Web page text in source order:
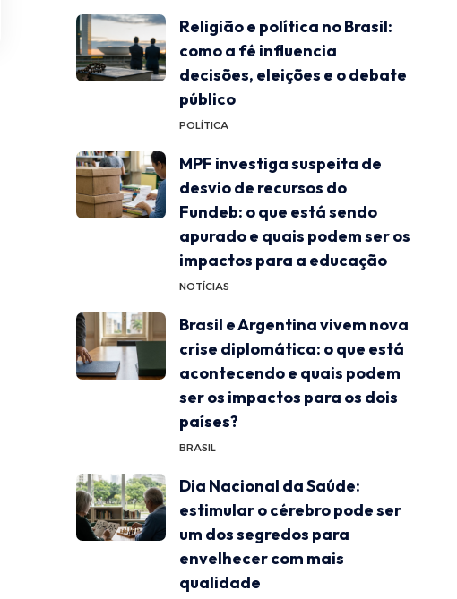
Religião e política no Brasil:
como a fé influencia
decisões, eleições e o debate
público
POLÍTICA
MPF investiga suspeita de
desvio de recursos do
Fundeb: o que está sendo
apurado e quais podem ser os
impactos para a educação
NOTÍCIAS
Brasil e Argentina vivem nova
crise diplomática: o que está
acontecendo e quais podem
ser os impactos para os dois
países?
BRASIL
Dia Nacional da Saúde:
estimular o cérebro pode ser
um dos segredos para
envelhecer com mais
qualidade